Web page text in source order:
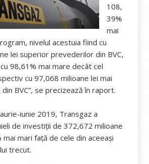
108,
39%
mai
nivelul acestuia fiind cu
lei superior prevederilor din BVC,
98,61% mai mare decât cel
cu 97,068 milioane lei mai
BVC”, se precizează în raport.
iunie 2019, Transgaz a
de investiţii de 372,672 milioane
mai mari faţă de cele din aceeaşi
trecut.